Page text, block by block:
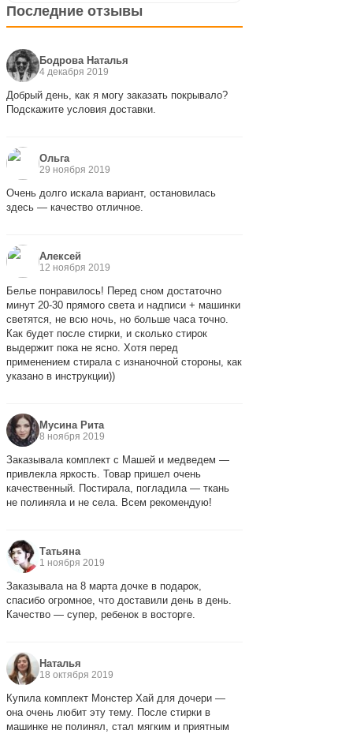
Последние отзывы
Бодрова Наталья
4 декабря 2019
Добрый день, как я могу заказать покрывало?
Подскажите условия доставки.
Ольга
29 ноября 2019
Очень долго искала вариант, остановилась
здесь — качество отличное.
Алексей
12 ноября 2019
Белье понравилось! Перед сном достаточно
минут 20-30 прямого света и надписи + машинки
светятся, не всю ночь, но больше часа точно.
Как будет после стирки, и сколько стирок
выдержит пока не ясно. Хотя перед
применением стирала с изнаночной стороны, как
указано в инструкции))
Мусина Рита
8 ноября 2019
Заказывала комплект с Машей и медведем —
привлекла яркость. Товар пришел очень
качественный. Постирала, погладила — ткань
не полиняла и не села. Всем рекомендую!
Татьяна
1 ноября 2019
Заказывала на 8 марта дочке в подарок,
спасибо огромное, что доставили день в день.
Качество — супер, ребенок в восторге.
Наталья
18 октября 2019
Купила комплект Монстер Хай для дочери —
она очень любит эту тему. После стирки в
машинке не полинял, стал мягким и приятным